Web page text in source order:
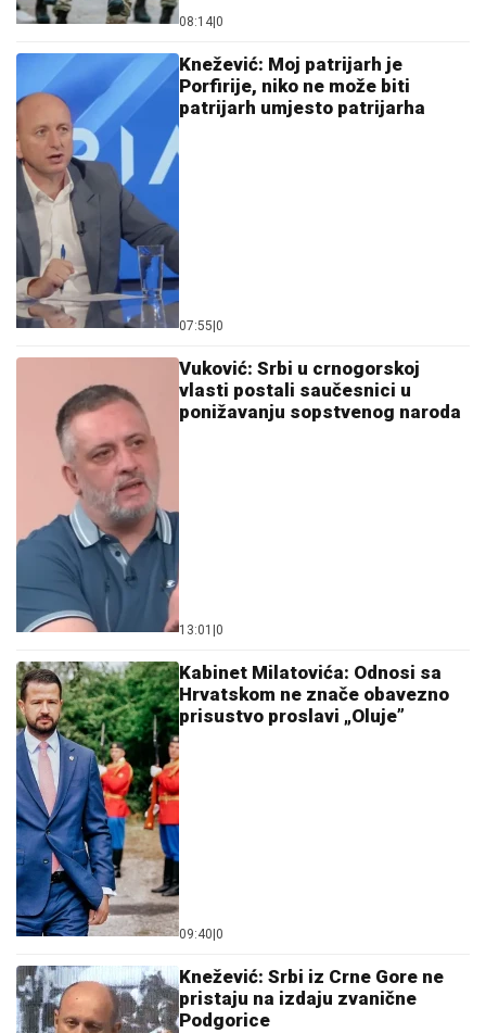
08:14 0
Knežević: Moj patrijarh je
Porfirije, niko ne može biti
patrijarh umjesto patrijarha
07:55 0
Vuković: Srbi u crnogorskoj
vlasti postali saučesnici u
ponižavanju sopstvenog naroda
13:01 0
Kabinet Milatovića: Odnosi sa
Hrvatskom ne znače obavezno
prisustvo proslavi „Oluje”
09:40 0
Knežević: Srbi iz Crne Gore ne
pristaju na izdaju zvanične
Podgorice